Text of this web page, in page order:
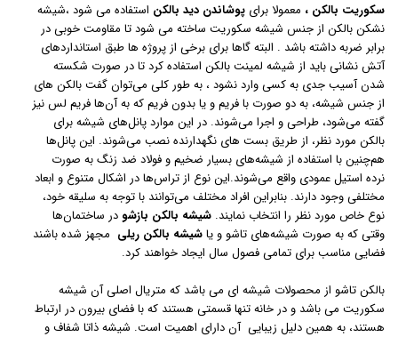
سکوریت بالکن ، معمولا برای پوشاندن دید بالکن استفاده می شود ،شیشه
نشکن بالکن از جنس شیشه سکوریت ساخته می شود تا مقاومت خوبی در
برابر ضربه داشته باشد . البته گاها برای برخی از پروژه ها طبق استانداردهای
آتش نشانی باید از شیشه لمینت بالکن استفاده کرد تا در صورت شکسته
شدن آسیب جدی به کسی وارد نشود ، به طور کلی می‌توان گفت بالکن های
از جنس شیشه، به دو صورت با فریم و یا بدون فریم که به آن‌ها فریم لس نیز
گفته می‌شود، طراحی و اجرا می‌شوند. در این موارد پانل‌های شیشه برای
بالکن مورد نظر، از طریق بست های نگهدارنده نصب می‌شوند. این پانل‌ها
هم‌چنین با استفاده از شیشه‌های بسیار ضخیم و فولاد ضد زنگ به صورت
نرده استیل عمودی واقع می‌شوند.این نوع از تراس‌ها در اشکال متنوع و ابعاد
مختلفی وجود دارند. بنابراین افراد مختلف می‌توانند با توجه به سلیقه خود،
نوع خاص مورد نظر را انتخاب نمایند. شیشه بالکن بازشودر ساختمان‌ها
وقتی که به صورت شیشه‌های تاشو و یاشیشه بالکن ریلی مجهز شده باشند
فضایی مناسب برای تمامی فصول سال ایجاد خواهند کرد.
بالکن تاشو از محصولات شیشه ای می باشد که متریال اصلی آن شیشه
سکوریت می باشد و در خانه تنها قسمتی هستند که با فضای بیرون در ارتباط
هستند، به همین دلیل زیبایی آن دارای اهمیت است. شیشه ذاتا شفاف و